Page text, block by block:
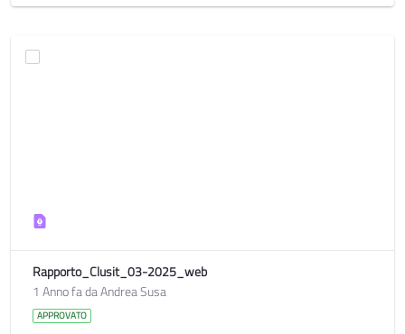
Rapporto_Clusit_03-2025_web
1 Anno fa da Andrea Susa
APPROVATO